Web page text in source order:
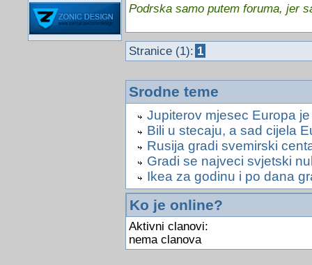
Podrska samo putem foruma, jer
Stranice (1): 1
Srodne teme
Jupiterov mjesec Europa
Bili u stecaju, a sad cijela
Rusija gradi svemirski
Gradi se najveci svjetski
Ikea za godinu i po dana
Ko je online?
Aktivni clanovi:
nema clanova